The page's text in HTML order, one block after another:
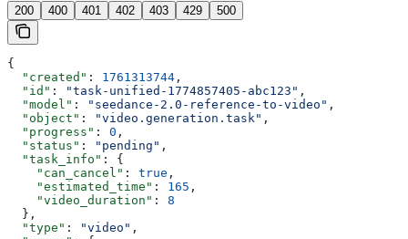
200 400 401 402 403 429 500
{
  "created"
: 1761313744 ,
  "id"
: "task-unified-1774857405-abc123" ,
  "model"
: "seedance-2.0-reference-to-video" ,
  "object"
: "video.generation.task" ,
  "progress"
: 0 ,
  "status"
: "pending" ,
  "task_info"
: {
    "can_cancel"
: true ,
    "estimated_time"
: 165 ,
    "video_duration"
: 8
  },
  "type"
: "video" ,